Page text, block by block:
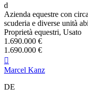
d
Azienda equestre con
scuderia e diverse unità
Proprietà equestri, Usato
1.690.000 €
1.690.000 €

Marcel Kanz
DE